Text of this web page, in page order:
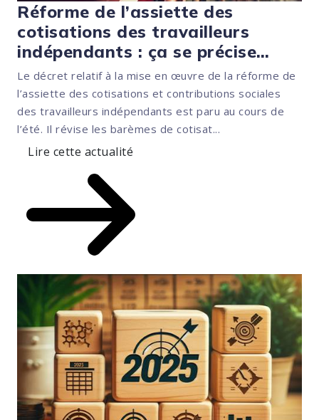
Réforme de l’assiette des
cotisations des travailleurs
indépendants : ça se précise…
Le décret relatif à la mise en œuvre de la réforme de
l’assiette des cotisations et contributions sociales
des travailleurs indépendants est paru au cours de
l’été. Il révise les barèmes de cotisat...
Lire cette actualité